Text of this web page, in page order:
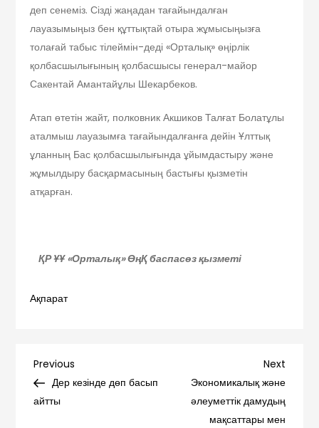
деп сенеміз. Сізді жаңадан тағайындалған
лауазымыңыз бен құттықтай отыра жұмысыңызға
толағай табыс тілеймін-деді «Орталық» өңірлік
қолбасшылығының қолбасшысы генерал-майор
Сакентай Амантайұлы Шекарбеков.
Атап өтетін жайт, полковник Акшиков Талғат Болатұлы
аталмыш лауазымға тағайындалғанға дейін Ұлттық
ұланның Бас қолбасшылығында ұйымдастыру және
жұмылдыру басқармасының бастығы қызметін
атқарған.
ҚР ҰҰ «Орталық» ӨңҚ баспасөз қызметі
Ақпарат
Навигация
по
Previous
Post
Previous
Дер кезінде дөп басып
айтты
Next
Post
Next
Экономикалық және
әлеуметтік дамудың
мақсаттары мен